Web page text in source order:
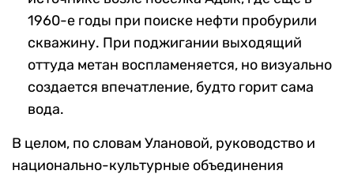
1960-е годы при поиске нефти пробурили
скважину. При поджигании выходящий
оттуда метан воспламеняется, но визуально
создается впечатление, будто горит сама
вода.
В целом, по словам Улановой, руководство и
национально-культурные объединения